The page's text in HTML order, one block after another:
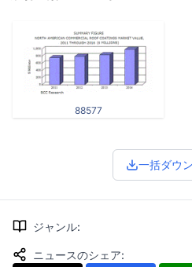
88577
一括ダウ
ジャンル:
ニュースのシェア: